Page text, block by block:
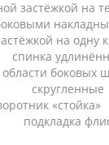
застёжкой на
на одну
спинка
боковых
скругленные
подкладка